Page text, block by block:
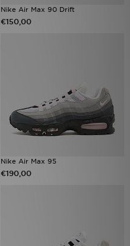
Nike Air Max 90 Drift
€150,00
Nike Air Max 95
€190,00